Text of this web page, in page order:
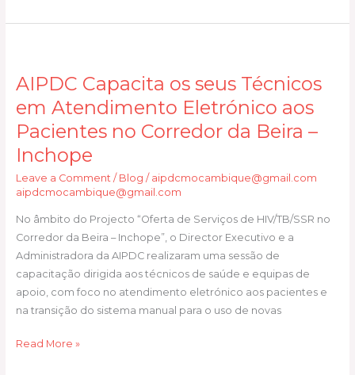
Nacional
dos
de
Moçambique
)
AIPDC Capacita os seus Técnicos
em Atendimento Eletrónico aos
Pacientes no Corredor da Beira –
Inchope
Leave a Comment / Blog / aipdcmocambique@gmail.com
aipdcmocambique@gmail.com
No âmbito do Projecto “Oferta de Serviços de HIV/TB/SSR no
Corredor da Beira – Inchope”, o Director Executivo e a
Administradora da AIPDC realizaram uma sessão de
capacitação dirigida aos técnicos de saúde e equipas de
apoio, com foco no atendimento eletrónico aos pacientes e
na transição do sistema manual para o uso de novas
os
seus
em
Atendimento
Eletrónico
aos
Read More »